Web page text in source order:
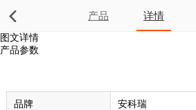
产品 详情
图文详情
产品参数
品牌 安科瑞